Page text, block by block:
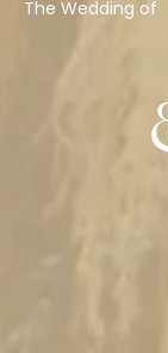
The Wedding of